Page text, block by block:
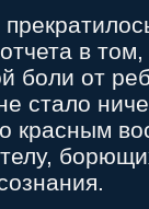
в
боли от
стало
красным